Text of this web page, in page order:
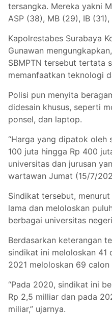
tersangka. Mereka yakni
ASP (38), MB (29), IB
Kapolrestabes Surabaya
Gunawan
SBMPTN tersebut tertata
memanfaatkan teknologi
Polisi pun menyita
didesain khusus, seperti
ponsel, dan laptop.
“Harga yang dipatok oleh
100 juta hingga Rp 400
universitas dan jurusan
wartawan Jumat (15/7/
Sindikat tersebut,
lama dan meloloskan
berbagai universitas
Berdasarkan keterangan
sindikat ini meloloskan 41
2021 meloloskan 69 calon
“Pada 2020, sindikat ini
Rp 2,5 milliar dan pada
miliar,” ujarnya.